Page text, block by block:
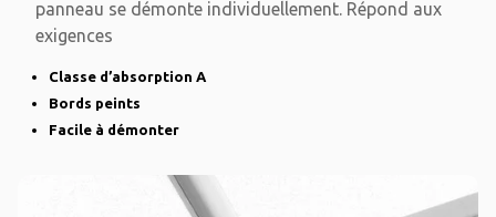
panneau se démonte individuellement. Répond aux
exigences
Classe d’absorption A
Bords peints
Facile à démonter